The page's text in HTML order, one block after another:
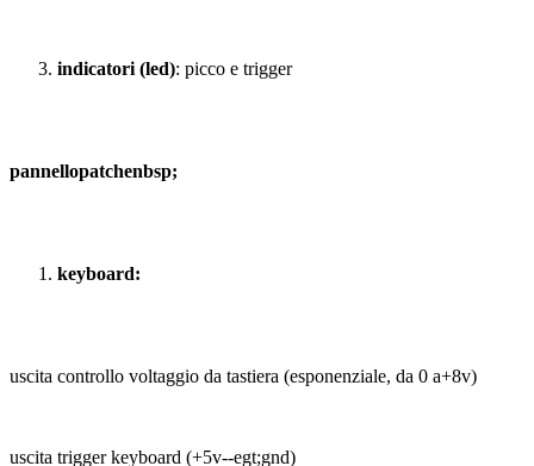
indicatori (led): picco e trigger
pannellopatchenbsp;
keyboard:
uscita controllo voltaggio da tastiera (esponenziale, da 0 a+8v)
uscita trigger keyboard (+5v--egt;gnd)